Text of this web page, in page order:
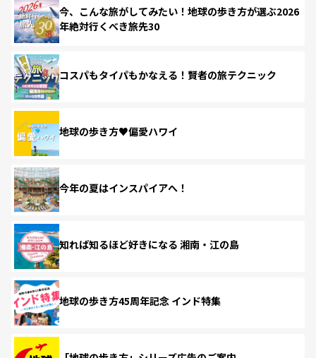
今、こんな旅がしてみたい！地球の歩き方が選ぶ2026
年絶対行くべき旅先30
コスパもタイパもかなえる！賢者の旅テクニック
地球の歩き方♥偏愛ハワイ
今年の夏はインスパイアへ！
知れば知るほど好きになる 湘南・江の島
地球の歩き方45周年記念 インド特集